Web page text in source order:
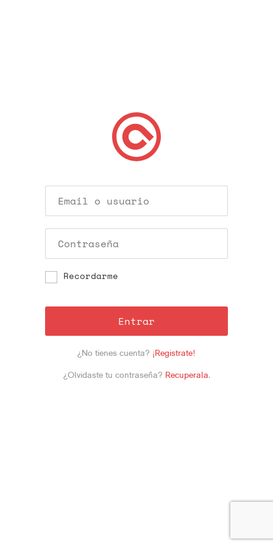
Recordarme
Entrar
¿No tienes cuenta? ¡Registrate!
¿Olvidaste tu contraseña? Recuperala.